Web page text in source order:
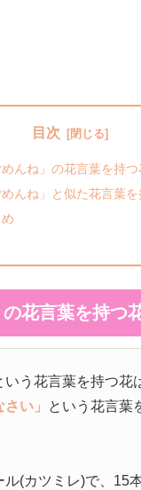
目次
めんね」の花言葉を持つ
めんね」と似た花言葉
の花言葉を持つ
いう花言葉を持つ花
さい」 という花言葉
ル(カツミレ)で、15